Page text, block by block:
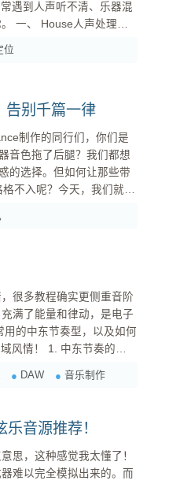
秘
位
告别千篇一律
音色拖了后腿？我们都想
的选择。但如何让那些带
不入呢？今天，我们就来
很多教程确实更侧重音阶
满了能量和律动，是电子
节奏的基
DAW 音乐制作
音源推荐！
思，这种感觉我太懂了！
难以完全模拟出来的。而